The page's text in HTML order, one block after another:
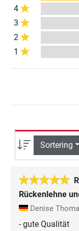
4
3
2
1
Sortering
Rückenlehne
Denise
- gute Qualität